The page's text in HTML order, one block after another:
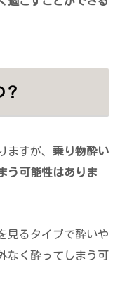
？
ますが、 乗り物酔い
う可能性はありま
見るタイプで酔いや
なく酔ってしまう可